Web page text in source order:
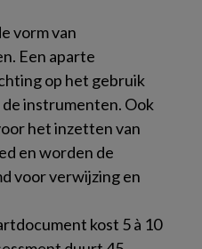
vorm van
Een aparte
op het gebruik
instrumenten. Ook
het inzetten van
en worden de
voor verwijzing en
kost 5 à 10